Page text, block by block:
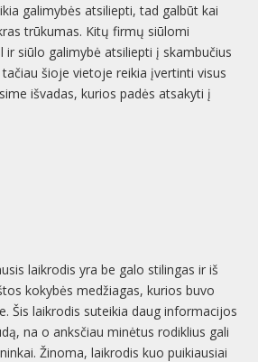
galimybės atsiliepti, tad galbūt kai
trūkumas. Kitų firmų siūlomi
ir siūlo galimybė atsiliepti į skambučius
šioje vietoje reikia įvertinti visus
išvadas, kurios padės atsakyti į
laikrodis yra be galo stilingas ir iš
kokybės medžiagas, kurios buvo
Šis laikrodis suteikia daug informacijos
na o anksčiau minėtus rodiklius gali
Žinoma, laikrodis kuo puikiausiai